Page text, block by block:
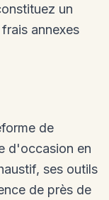
un
annexes
de
d'occasion en
ses outils
de près de